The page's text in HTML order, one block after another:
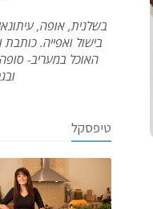
בשלנית, אופה,
בישול ואפייה.
האוכל במעריב-
טיפסקל